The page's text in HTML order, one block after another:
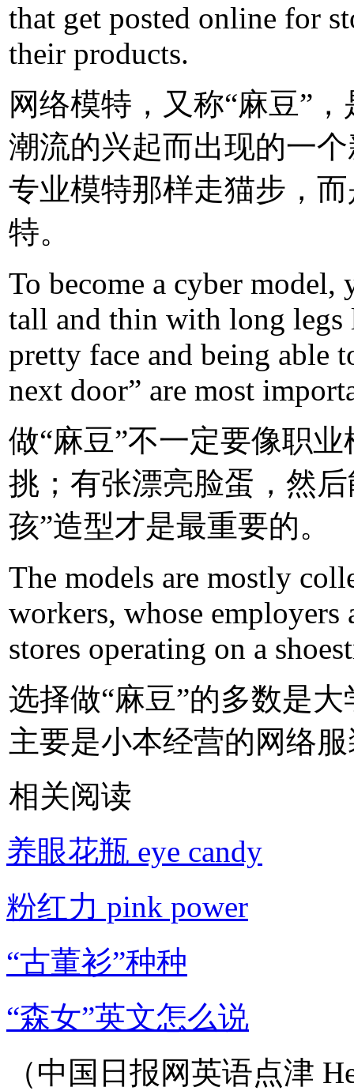
that get posted online for
their products.
网络模特，又称“麻豆”
潮流的兴起而出现的一
专业模特那样走猫步，
特。
To become a cyber model,
tall and thin with long legs
pretty face and being able
next door” are most
做“麻豆”不一定要像职
挑；有张漂亮脸蛋，然
孩”造型才是最重要的。
The models are mostly
workers, whose
stores operating on a
选择做“麻豆”的多数是
主要是小本经营的网络
相关阅读
养眼花瓶 eye candy
粉红力 pink power
“古董衫”种种
“森女”英文怎么说
（中国日报网英语点津